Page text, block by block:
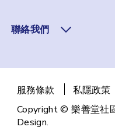
聯絡我們
服務條款
私隱政策
Copyright © 樂善堂社
Design.